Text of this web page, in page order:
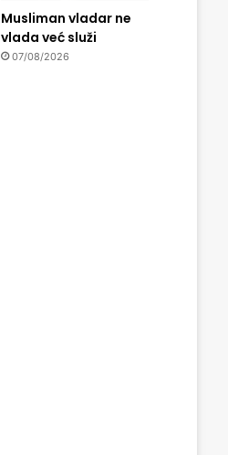
Musliman vladar ne
vlada već služi
07/08/2026